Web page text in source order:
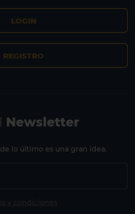
LOGIN
REGISTRO
Newsletter
lo último es una gran idea.